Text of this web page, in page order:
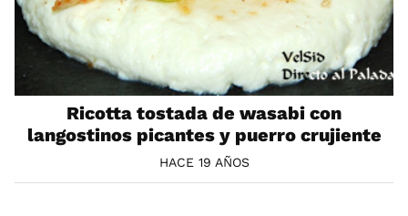
Ricotta tostada de wasabi con
langostinos picantes y puerro crujiente
HACE 19 AÑOS